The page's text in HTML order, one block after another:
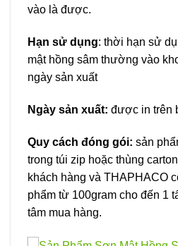
vào là được.
Hạn sử dụng: thời hạn sử
mật hồng sâm thường vào
ngày sản xuất
Ngày sản xuất: được in trên
Quy cách đóng gói: sản
trong túi zip hoặc thùng
khách hàng và THAPHACO
phẩm từ 100gram cho đến 1
tâm mua hàng.